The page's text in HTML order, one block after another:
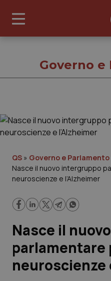
Governo e Parlamento
Regioni e Asl
Lavoro e Professioni
Scienza e Farmaci
Studi e Analisi
Governo
QS » Governo e Parlamento
Nasce il nuovo intergruppo
neuroscienze e l’Alzheimer
Nasce il
parlamentare
neuroscienze